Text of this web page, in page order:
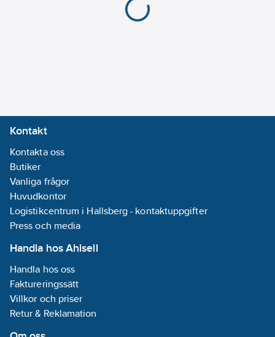
Kontakt
Kontakta oss
Butiker
Vanliga frågor
Huvudkontor
Logistikcentrum i Hallsberg - kontaktuppgifter
Press och media
Handla hos Ahlsell
Handla hos oss
Faktureringssätt
Villkor och priser
Retur & Reklamation